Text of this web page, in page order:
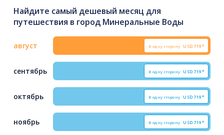
Найдите самый дешевый месяц для
путешествия в город Минеральные Воды
август В одну сторону USD 719*
сентябрь В одну сторону USD 719*
октябрь В одну сторону USD 719*
ноябрь В одну сторону USD 719*